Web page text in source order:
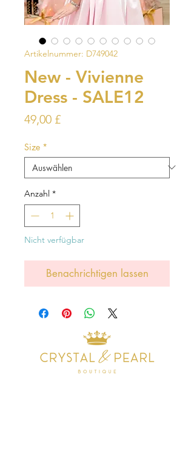
Artikelnummer: D749042
New - Vivienne
Dress - SALE12
49,00 £Preis
Size *
Anzahl *
Nicht verfügbar
Benachrichtigen lassen